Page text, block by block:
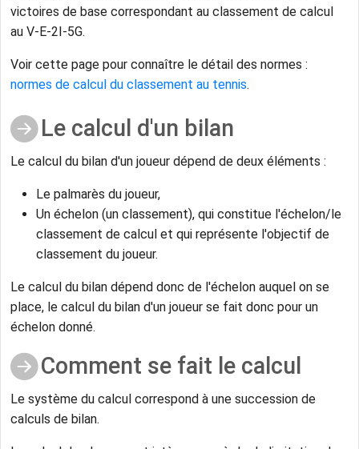
victoires de base correspondant au classement de calcul
au V-E-2I-5G.
Voir cette page pour connaître le détail des normes :
normes de calcul du classement au tennis.
Le calcul d'un bilan
Le calcul du bilan d'un joueur dépend de deux éléments :
Le palmarès du joueur,
Un échelon (un classement), qui constitue l'échelon/le
classement de calcul et qui représente l'objectif de
classement du joueur.
Le calcul du bilan dépend donc de l'échelon auquel on se
place, le calcul du bilan d'un joueur se fait donc pour un
échelon donné.
Comment se fait le calcul
Le système du calcul correspond à une succession de
calculs de bilan.